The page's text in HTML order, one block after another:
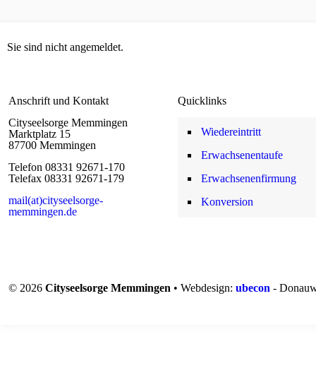
Sie sind nicht angemeldet.
Anschrift und Kontakt
Cityseelsorge Memmingen
Marktplatz 15
87700 Memmingen
Telefon 08331 92671-170
Telefax 08331 92671-179
mail(at)cityseelsorge-
memmingen.de
Quicklinks
Wiedereintritt
Erwachsenentaufe
Erwachsenenfirmung
Konversion
© 2026 Cityseelsorge Memmingen • Webdesign: ubecon -